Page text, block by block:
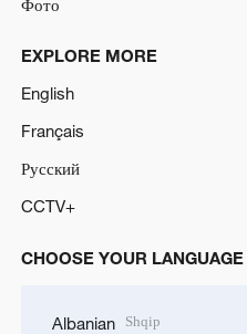
Фото
EXPLORE MORE
English
Français
Русский
CCTV+
CHOOSE YOUR LANGUAGE
Albanian Shqip